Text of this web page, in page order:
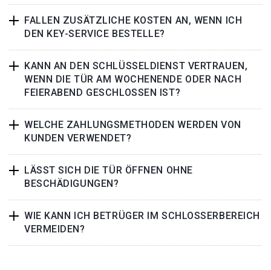
FALLEN ZUSÄTZLICHE KOSTEN AN, WENN ICH
DEN KEY-SERVICE BESTELLE?
KANN AN DEN SCHLÜSSELDIENST VERTRAUEN,
WENN DIE TÜR AM WOCHENENDE ODER NACH
FEIERABEND GESCHLOSSEN IST?
WELCHE ZAHLUNGSMETHODEN WERDEN VON
KUNDEN VERWENDET?
LÄSST SICH DIE TÜR ÖFFNEN OHNE
BESCHÄDIGUNGEN?
WIE KANN ICH BETRÜGER IM SCHLOSSERBEREICH
VERMEIDEN?